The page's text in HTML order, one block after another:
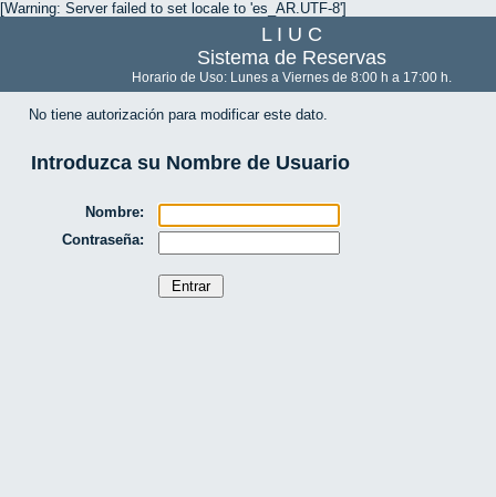
[Warning: Server failed to set locale to 'es_AR.UTF-8']
L I U C
Sistema de Reservas
Horario de Uso: Lunes a Viernes de 8:00 h a 17:00 h.
No tiene autorización para modificar este dato.
Introduzca su Nombre de Usuario
Nombre:
Contraseña: